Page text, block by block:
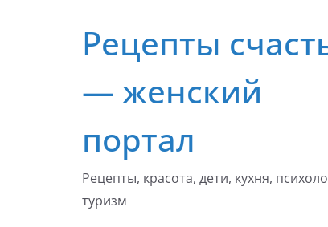
содержимомуРецепты
— женский
портал
Рецепты, красота, дети, кухня,
туризм